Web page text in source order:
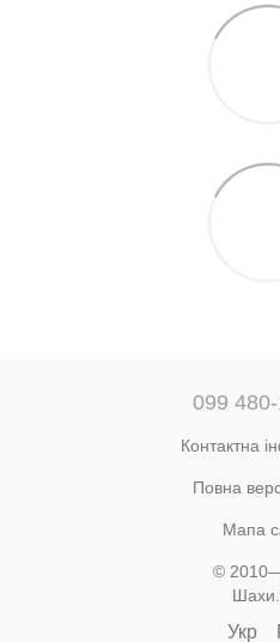
099
Контактна
Повна
Мапа
©
Укр